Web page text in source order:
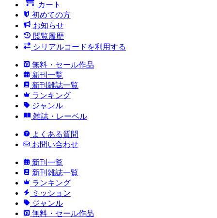
カート
初めての方
お知らせ
閲覧履歴
シリアルコードを利用する
無料・セール作品
新刊一覧
新刊雑誌一覧
ランキング
ジャンル
雑誌・レーベル
よくある質問
お問い合わせ
新刊一覧
新刊雑誌一覧
ランキング
ミッション
ジャンル
無料・セール作品